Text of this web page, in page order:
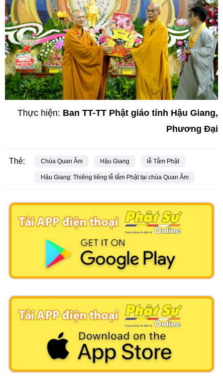
Thực hiện: Ban TT-TT Phật giáo tỉnh Hậu Giang,
Phương Đại
Thẻ: Chùa Quan Âm Hậu Giang lễ Tắm Phật
Hậu Giang: Thiêng liêng lễ tắm Phật tại chùa Quan Âm